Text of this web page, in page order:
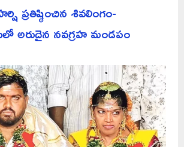
ప్రతిష్ఠించిన శివలింగం-
అరుదైన నవగ్రహ మండపం